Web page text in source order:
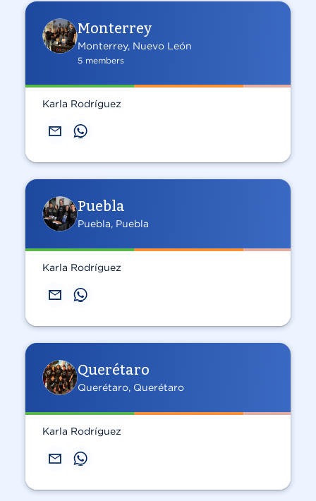
Monterrey
Monterrey, Nuevo León
5 members
Karla Rodríguez
Puebla
Puebla, Puebla
Karla Rodríguez
Querétaro
Querétaro, Querétaro
Karla Rodríguez